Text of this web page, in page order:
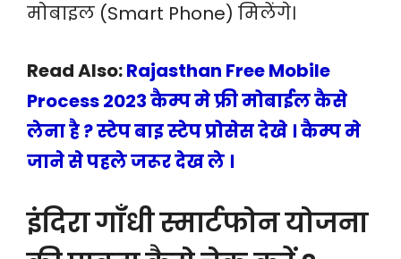
मोबाइल (Smart Phone) मिलेंगे।‌
Read Also:Rajasthan Free Mobile
Process 2023 कैम्प मे फ्री मोबाईल कैसे
लेना है ? स्टेप बाइ स्टेप प्रोसेस देखे । कैम्प मे
जाने से पहले जरूर देख ले ।
इंदिरा गाँधी स्मार्टफोन योजना